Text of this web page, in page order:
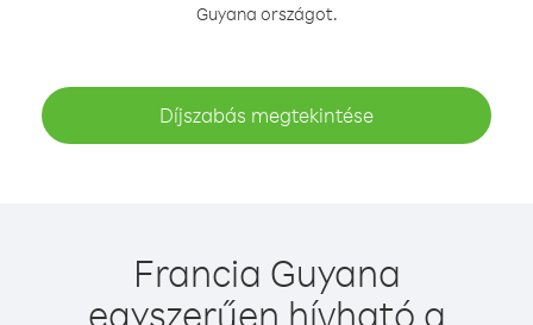
Guyana országot.
Díjszabás megtekintése
Francia Guyana
egyszerűen hívható a